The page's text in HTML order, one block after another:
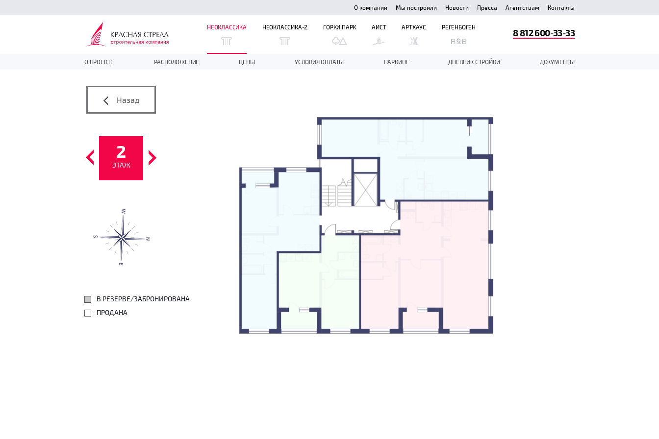
О компании Мы построили Новости Пресса Агентствам Контакты
НЕОКЛАССИКА
О ПРОЕКТЕ РАСПОЛОЖЕНИЕ ЦЕНЫ УСЛОВИЯ ОПЛАТЫ ПАРКИНГ ДНЕВНИК СТРОЙКИ ДОКУМЕНТЫ
НЕОКЛАССИКА-2 ГОРКИ ПАРК АИСТ АРТХАУС РЕГЕНБОГЕН
8 812 600-33-33
Назад
2
ЭТАЖ
В РЕЗЕРВЕ/ЗАБРОНИРОВАНА
ПРОДАНА